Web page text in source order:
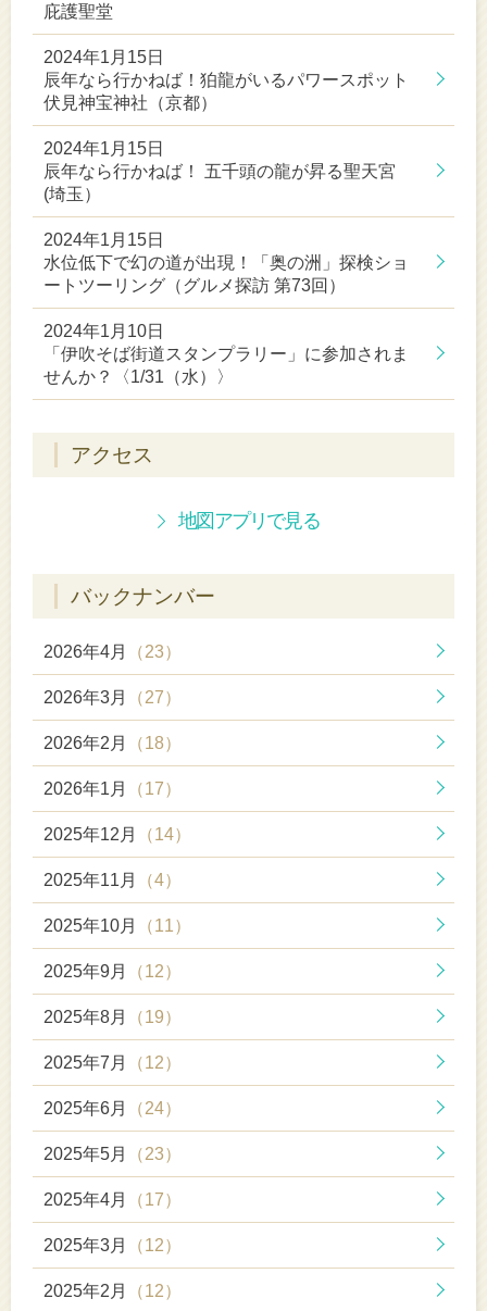
庇護聖堂
2024年1月15日
辰年なら行かねば！狛龍がいるパワースポット
伏見神宝神社（京都）
2024年1月15日
辰年なら行かねば！ 五千頭の龍が昇る聖天宮
(埼玉）
2024年1月15日
水位低下で幻の道が出現！「奥の洲」探検ショ
ートツーリング（グルメ探訪 第73回）
2024年1月10日
「伊吹そば街道スタンプラリー」に参加されま
せんか？〈1/31（水）〉
アクセス
地図アプリで見る
バックナンバー
2026年4月 （23）
2026年3月 （27）
2026年2月 （18）
2026年1月 （17）
2025年12月 （14）
2025年11月 （4）
2025年10月 （11）
2025年9月 （12）
2025年8月 （19）
2025年7月 （12）
2025年6月 （24）
2025年5月 （23）
2025年4月 （17）
2025年3月 （12）
2025年2月 （12）